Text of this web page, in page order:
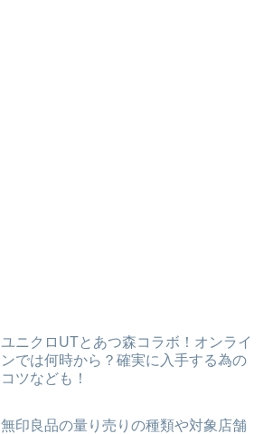
ユニクロUTとあつ森コラボ！オンライ
ンでは何時から？確実に入手する為の
コツなども！
無印良品の量り売りの種類や対象店舗